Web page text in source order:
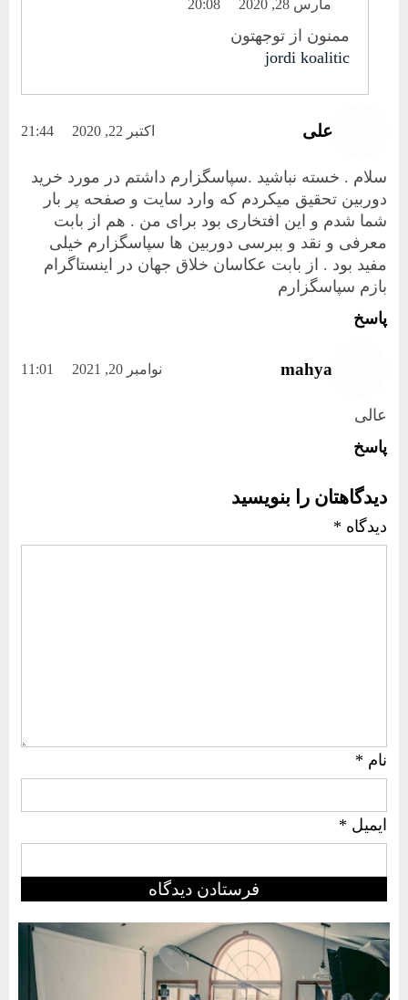
مارس 28, 2020 20:08
ممنون از توجهتون
jordi koalitic
علی اکتبر 22, 2020 21:44
سلام . خسته نباشید .سپاسگزارم داشتم در مورد خرید
دوربین تحقیق میکردم که وارد سایت و صفحه پر بار
شما شدم و این افتخاری بود برای من . هم از بابت
معرفی و نقد و ببرسی دوربین ها سپاسگزارم خیلی
مفید بود . از بابت عکاسان خلاق جهان در اینستاگرام
بازم سپاسگزارم
پاسخ
mahya نوامبر 20, 2021 11:01
عالی
پاسخ
دیدگاهتان را بنویسید
دیدگاه *
نام *
ایمیل *